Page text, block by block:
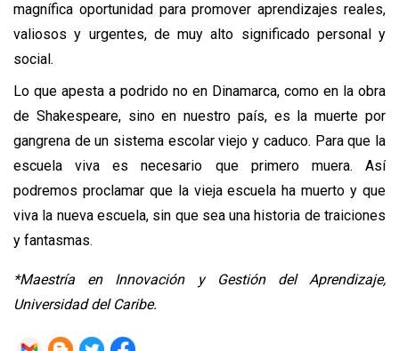
magnífica oportunidad para promover aprendizajes reales,
valiosos y urgentes, de muy alto significado personal y
social.
Lo que apesta a podrido no en Dinamarca, como en la obra
de Shakespeare, sino en nuestro país, es la muerte por
gangrena de un sistema escolar viejo y caduco. Para que la
escuela viva es necesario que primero muera. Así
podremos proclamar que la vieja escuela ha muerto y que
viva la nueva escuela, sin que sea una historia de traiciones
y fantasmas.
*Maestría en Innovación y Gestión del Aprendizaje,
Universidad del Caribe.